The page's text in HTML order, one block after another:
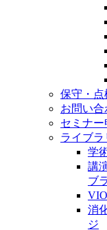
保守・点
お問い合
セミナー
ライブラ
学
講
ブ
消
ジ